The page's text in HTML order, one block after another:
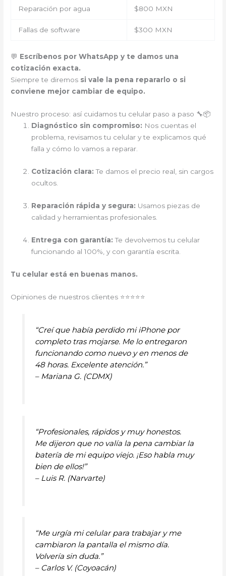
Reparación por agua $800 MXN
Fallas de software $300 MXN
💬 Escríbenos por WhatsApp y te damos una
cotización exacta.
Siempre te diremos si vale la pena repararlo o si
conviene mejor cambiar de equipo.
Nuestro proceso: así cuidamos tu celular paso a paso 🔧📦
Diagnóstico sin compromiso: Nos cuentas el
problema, revisamos tu celular y te explicamos qué
falla y cómo lo vamos a reparar.
Cotización clara: Te damos el precio real, sin cargos
ocultos.
Reparación rápida y segura: Usamos piezas de
calidad y herramientas profesionales.
Entrega con garantía: Te devolvemos tu celular
funcionando al 100%, y con garantía escrita.
Tu celular está en buenas manos.
Opiniones de nuestros clientes ⭐⭐⭐⭐⭐
“Creí que había perdido mi iPhone por
completo tras mojarse. Me lo entregaron
funcionando como nuevo y en menos de
48 horas. Excelente atención.”
– Mariana G. (CDMX)
“Profesionales, rápidos y muy honestos.
Me dijeron que no valía la pena cambiar la
batería de mi equipo viejo. ¡Eso habla muy
bien de ellos!”
– Luis R. (Narvarte)
“Me urgía mi celular para trabajar y me
cambiaron la pantalla el mismo día.
Volvería sin duda.”
– Carlos V. (Coyoacán)